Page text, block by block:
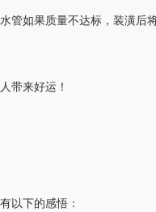
管如果质量不达标，装潢后
带来好运！
以下的感悟：